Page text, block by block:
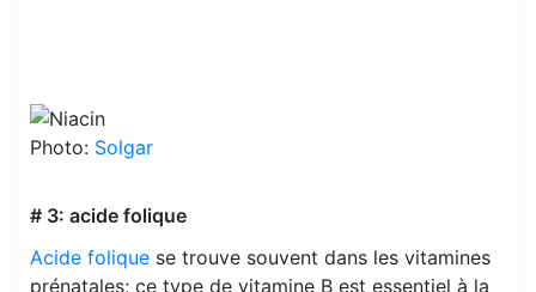
Photo: Solgar
# 3: acide folique
Acide folique se trouve souvent dans les vitamines
prénatales; ce type de vitamine B est essentiel à la